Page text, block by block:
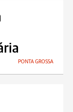
PONTA GROSSA